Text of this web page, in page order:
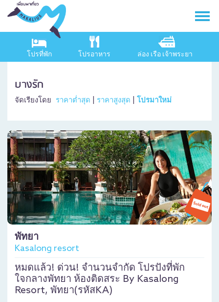
โปรที่พัก โปรอาหาร ล่อง เรือ เจ้าพระยา
บางรัก
จัดเรียงโดย ราคาต่ำสุด ราคาสูงสุด โปรมาใหม่
พัทยา
Kasalong resort
หมดแล้ว! ด่วน! จำนวนจำกัด โปรปังที่พัก
ใจกลางพัทยา ห้องติดสระ By Kasalong
Resort, พัทยา(รหัสKA)